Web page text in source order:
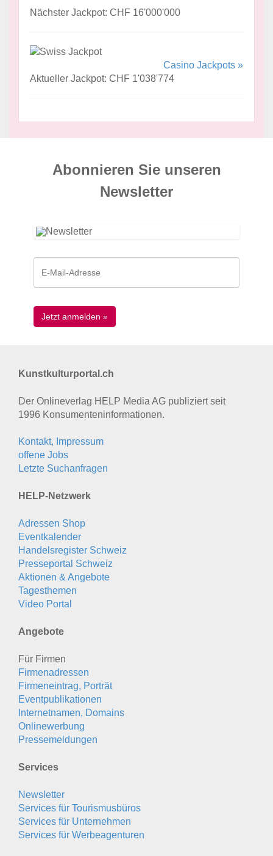
Nächster Jackpot: CHF 16'000'000
Casino Jackpots »
Aktueller Jackpot: CHF 1'038'774
Abonnieren Sie unseren
News­letter
Kunstkulturportal.ch
Der Onlineverlag HELP Media AG publiziert seit
1996 Konsumenten­informationen.
Kontakt, Impressum
offene Jobs
Letzte Suchanfragen
HELP-Netzwerk
Adressen Shop
Eventkalender
Handelsregister Schweiz
Presseportal Schweiz
Aktionen & Angebote
Tagesthemen
Video Portal
Angebote
Für Firmen
Firmenadressen
Firmeneintrag, Porträt
Eventpublikationen
Internetnamen, Domains
Onlinewerbung
Pressemeldungen
Services
Newsletter
Services für Tourismusbüros
Services für Unternehmen
Services für Werbeagenturen